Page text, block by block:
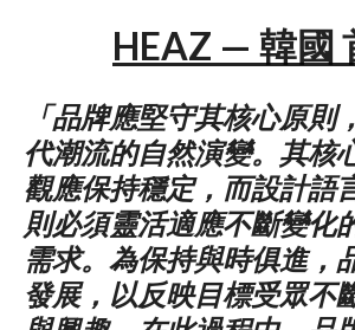
HEAZ — 韓國
「品牌應堅守其核心原則
代潮流的自然演變。其核
觀應保持穩定，而設計語
則必須靈活適應不斷變化
需求。為保持與時俱進，
發展，以反映目標受眾不